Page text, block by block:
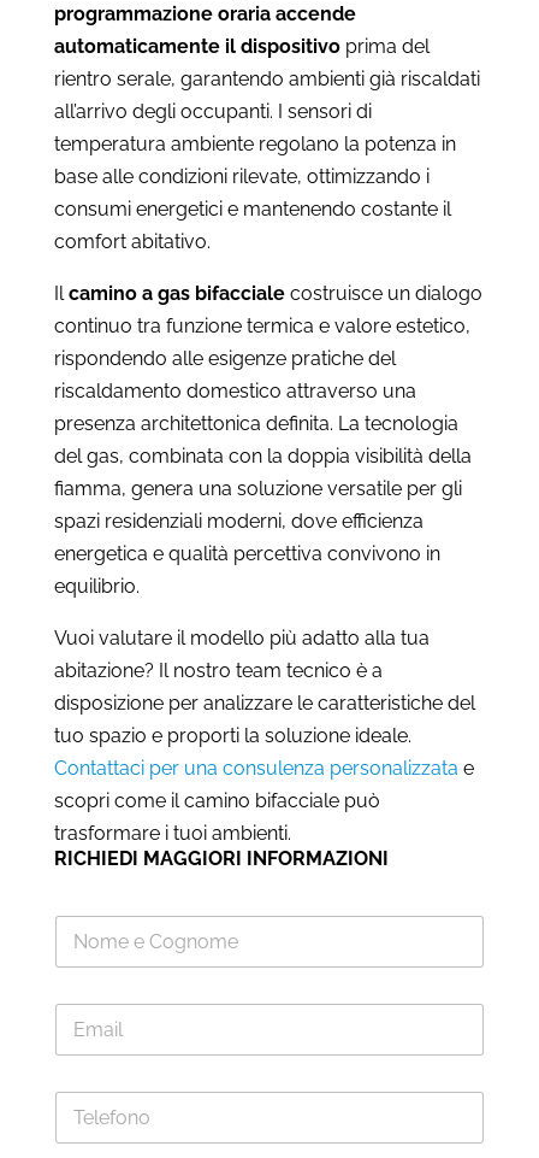
programmazione oraria accende
automaticamente il dispositivoprima del
rientro serale, garantendo ambienti già riscaldati
all’arrivo degli occupanti. I sensori di
temperatura ambiente regolano la potenza in
base alle condizioni rilevate, ottimizzando i
consumi energetici e mantenendo costante il
comfort abitativo.
Il camino a gas bifaccialecostruisce un dialogo
continuo tra funzione termica e valore estetico,
rispondendo alle esigenze pratiche del
riscaldamento domestico attraverso una
presenza architettonica definita. La tecnologia
del gas, combinata con la doppia visibilità della
fiamma, genera una soluzione versatile per gli
spazi residenziali moderni, dove efficienza
energetica e qualità percettiva convivono in
equilibrio.
Vuoi valutare il modello più adatto alla tua
abitazione? Il nostro team tecnico è a
disposizione per analizzare le caratteristiche del
tuo spazio e proporti la soluzione ideale.
Contattaci per una consulenza personalizzata e
scopri come il camino bifacciale può
trasformare i tuoi ambienti.
RICHIEDI MAGGIORI INFORMAZIONI
N
m
E
a
T
l